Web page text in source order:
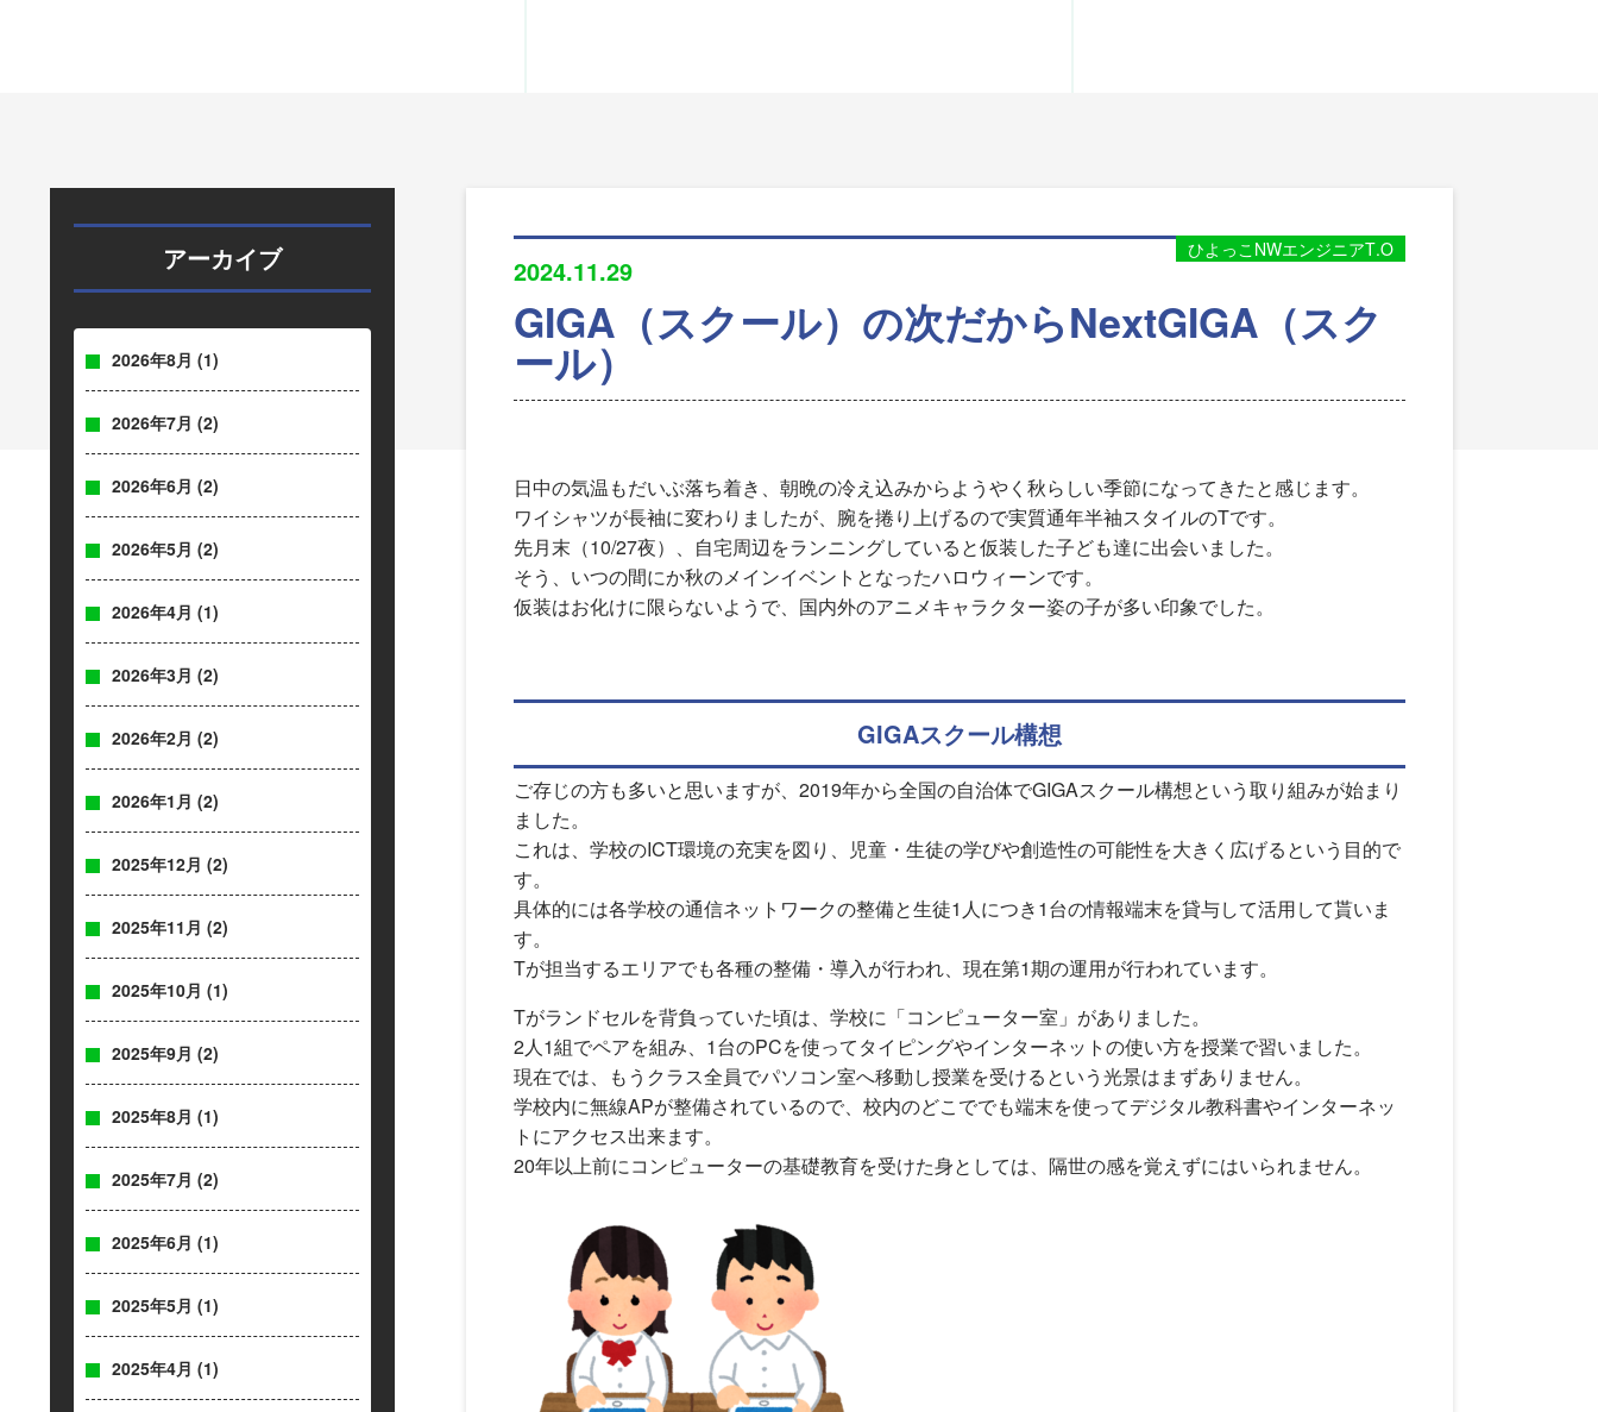
アーカイブ
2026年8月 (1)
2026年7月 (2)
2026年6月 (2)
2026年5月 (2)
2026年4月 (1)
2026年3月 (2)
2026年2月 (2)
2026年1月 (2)
2025年12月 (2)
2025年11月 (2)
2025年10月 (1)
2025年9月 (2)
2025年8月 (1)
2025年7月 (2)
2025年6月 (1)
2025年5月 (1)
2025年4月 (1)
2024.11.29
GIGA（スクール）の次だからNextGIGA（スク
ール）
ひよっこNWエンジニアT.O
日中の気温もだいぶ落ち着き、朝晩の冷え込みからようやく秋らしい季節になってきたと感じます。
ワイシャツが長袖に変わりましたが、腕を捲り上げるので実質通年半袖スタイルのTです。
先月末（10/27夜）、自宅周辺をランニングしていると仮装した子ども達に出会いました。
そう、いつの間にか秋のメインイベントとなったハロウィーンです。
仮装はお化けに限らないようで、国内外のアニメキャラクター姿の子が多い印象でした。
GIGAスクール構想
ご存じの方も多いと思いますが、2019年から全国の自治体でGIGAスクール構想という取り組みが始まり
ました。
これは、学校のICT環境の充実を図り、児童・生徒の学びや創造性の可能性を大きく広げるという目的で
す。
具体的には各学校の通信ネットワークの整備と生徒1人につき1台の情報端末を貸与して活用して貰いま
す。
Tが担当するエリアでも各種の整備・導入が行われ、現在第1期の運用が行われています。
Tがランドセルを背負っていた頃は、学校に「コンピューター室」がありました。
2人1組でペアを組み、1台のPCを使ってタイピングやインターネットの使い方を授業で習いました。
現在では、もうクラス全員でパソコン室へ移動し授業を受けるという光景はまずありません。
学校内に無線APが整備されているので、校内のどこででも端末を使ってデジタル教科書やインターネッ
トにアクセス出来ます。
20年以上前にコンピューターの基礎教育を受けた身としては、隔世の感を覚えずにはいられません。